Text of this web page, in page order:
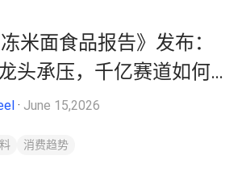
米面食品报告》发布：
头承压，千亿赛道如何跳
· June 15,2026
消费趋势